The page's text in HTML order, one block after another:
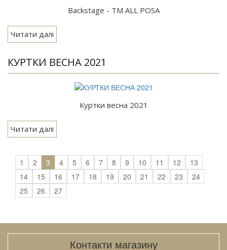
Backstage - TM ALL POSA
Читати далі
КУРТКИ ВЕСНА 2021
Куртки весна 2021
Читати далі
1 2 3 4 5 6 7 8 9 10 11 12
13
14
15 16 17 18 19 20 21 22 23
24
25
26 27
Контакти магазину